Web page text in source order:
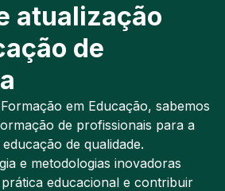
atualização
de
em Educação, sabemos
de profissionais para a
de qualidade.
e metodologias inovadoras
educacional e contribuir